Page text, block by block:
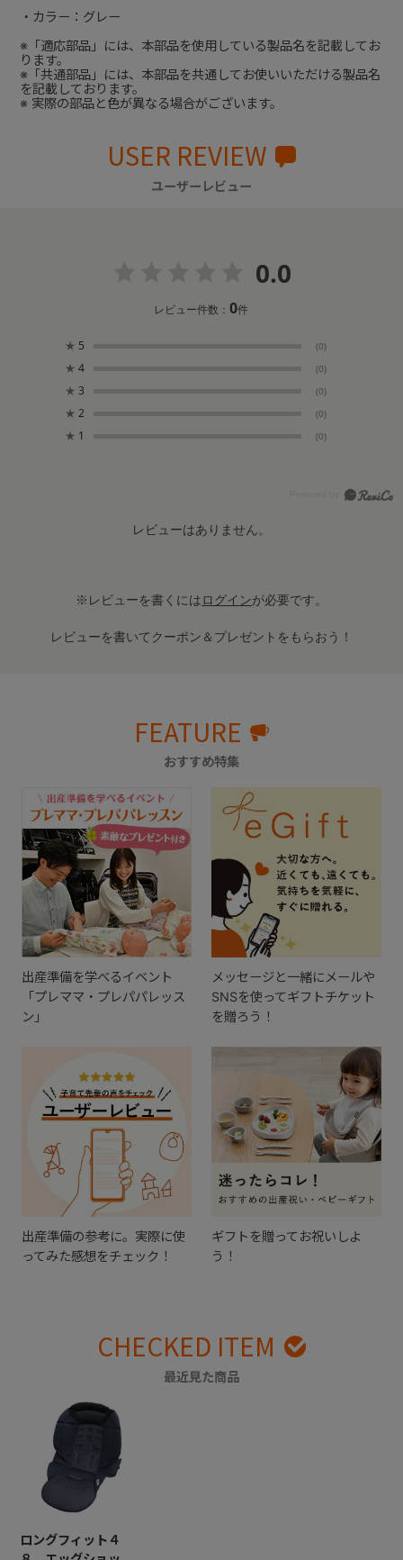
・カラー：グレー
※「適応部品」には、本部品を使用している製品名を記載してお
ります。
※「共通部品」には、本部品を共通してお使いいただける製品名
を記載しております。
※ 実際の部品と色が異なる場合がございます。
USER REVIEW
ユーザーレビュー
0.0
レビュー件数：0件
★ 5 (0)
★ 4 (0)
★ 3 (0)
★ 2 (0)
★ 1 (0)
レビューはありません。
※レビューを書くにはログインが必要です。
レビューを書いてクーポン＆プレゼントをもらおう！
FEATURE
おすすめ特集
出産準備を学べるイベント
「プレママ・プレパパレッス
ン」
メッセージと一緒にメールや
SNSを使ってギフトチケット
を贈ろう！
出産準備の参考に。実際に使
ってみた感想をチェック！
ギフトを贈ってお祝いしよ
う！
CHECKED ITEM
最近見た商品
ロングフィット４